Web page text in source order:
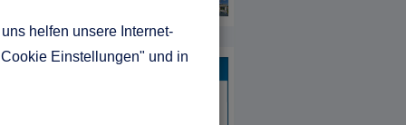
HDA
helfen unsere Internet-
Einstellungen" und in